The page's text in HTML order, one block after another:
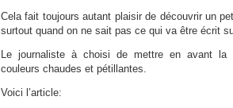
Cela fait toujours autant plaisir de découvrir un
surtout quand on ne sait pas ce qui va être écrit
Le journaliste à choisi de mettre en avant la
couleurs chaudes et pétillantes.
Voici l’article: